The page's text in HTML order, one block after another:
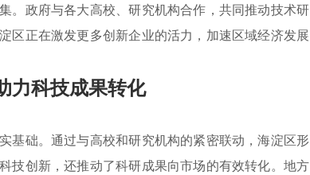
。政府与各大高校、研究机构合作，共同推动技术研
区正在激发更多创新企业的活力，加速区域经济发展
力科技成果转化
基础。通过与高校和研究机构的紧密联动，海淀区形
技创新，还推动了科研成果向市场的有效转化。地方